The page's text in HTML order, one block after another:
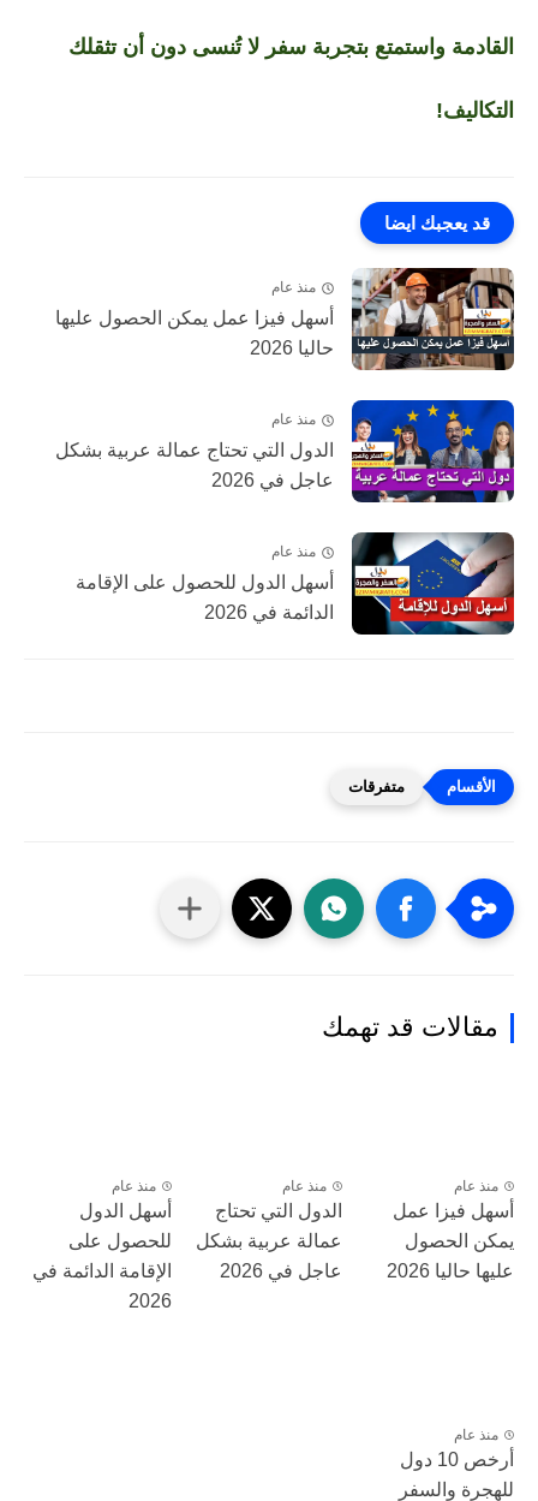
القادمة واستمتع بتجربة سفر لا تُنسى دون أن تثقلك
التكاليف!
قد يعجبك ايضا
منذ عام
أسهل فيزا عمل يمكن الحصول عليها
حاليا 2026
منذ عام
الدول التي تحتاج عمالة عربية بشكل
عاجل في 2026
منذ عام
أسهل الدول للحصول على الإقامة
الدائمة في 2026
متفرقات
مقالات قد تهمك
منذ عام
أسهل فيزا عمل
يمكن الحصول
عليها حاليا 2026
منذ عام
الدول التي تحتاج
عمالة عربية بشكل
عاجل في 2026
منذ عام
أسهل الدول
للحصول على
الإقامة الدائمة في
2026
منذ عام
أرخص 10 دول
للهجرة والسفر